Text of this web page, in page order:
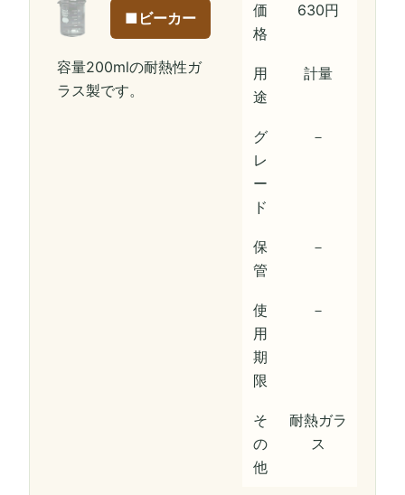
■ビーカー
容量200mlの耐熱性ガ
ラス製です。
価
格
630円
用
途
計量
グ
レ
ー
ド
－
保
管
－
使
用
期
限
－
そ
の
他
耐熱ガラ
ス